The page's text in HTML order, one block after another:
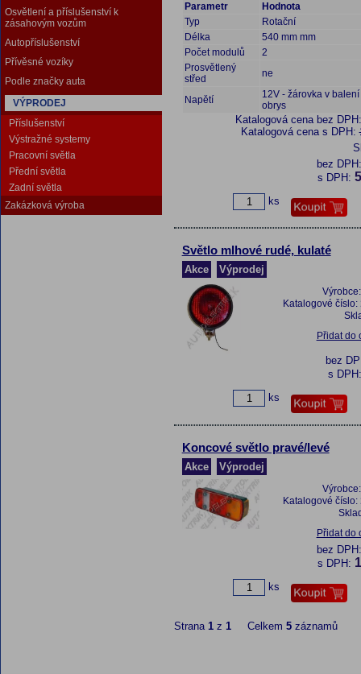
Osvětlení a příslušenství k
zásahovým vozům
Autopříslušenství
Přívěsné vozíky
Podle značky auta
VÝPRODEJ
Příslušenství
Výstražné systemy
Pracovní světla
Přední světla
Zadní světla
Zakázková výroba
Parametr
Hodnota
Typ
Rotační
Délka
540 mm mm
Počet modulů
2
Prosvětlený
střed
ne
Napětí
12V - žárovka v balení
obrys
Katalogová cena bez
Katalogová cena s DPH:
bez
s DPH:
ks
Světlo mlhové rudé, kulaté
Akce Výprodej
Katalogové číslo:
Přidat do
bez
s
ks
Koncové světlo pravé/levé
Akce Výprodej
Katalogové číslo:
Přidat do
bez
s DPH:
ks
Strana 1z 1Celkem 5záznamů